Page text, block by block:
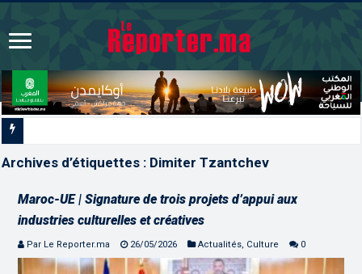
Archives d’étiquettes : Dimiter Tzantchev
Maroc-UE | Signature de trois projets d’appui aux
industries culturelles et créatives
Par Le Reporter.ma 26/05/2026 Actualités, Culture 0